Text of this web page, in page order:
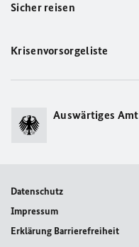
Sicher reisen
Krisenvorsorgeliste
Auswärtiges Amt
Datenschutz
Impressum
Erklärung Barrierefreiheit